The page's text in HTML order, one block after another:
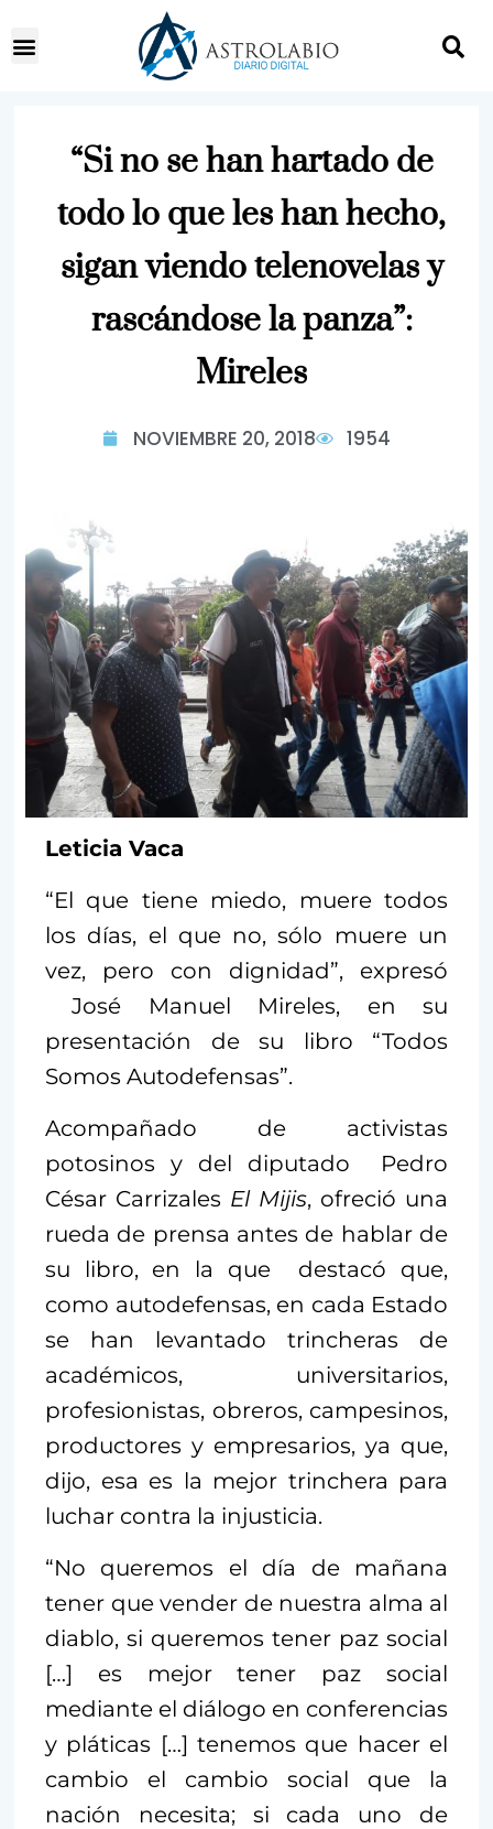
“Si no se han hartado de
todo lo que les han hecho,
sigan viendo telenovelas y
rascándose la panza”:
Mireles
NOVIEMBRE 20, 2018 1954
Leticia Vaca
“El que tiene miedo, muere todos
los días, el que no, sólo muere un
vez, pero con dignidad”, expresó
José Manuel Mireles, en su
presentación de su libro “Todos
Somos Autodefensas”.
Acompañado de activistas
potosinos y del diputado Pedro
César Carrizales El Mijis, ofreció una
rueda de prensa antes de hablar de
su libro, en la que destacó que,
como autodefensas, en cada Estado
se han levantado trincheras de
académicos, universitarios,
profesionistas, obreros, campesinos,
productores y empresarios, ya que,
dijo, esa es la mejor trinchera para
luchar contra la injusticia.
“No queremos el día de mañana
tener que vender de nuestra alma al
diablo, si queremos tener paz social
[…] es mejor tener paz social
mediante el diálogo en conferencias
y pláticas […] tenemos que hacer el
cambio el cambio social que la
nación necesita; si cada uno de